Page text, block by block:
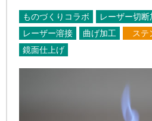
ものづくりコラボ レーザー切断
レーザー溶接
曲げ加工
ステ
鏡面仕上げ